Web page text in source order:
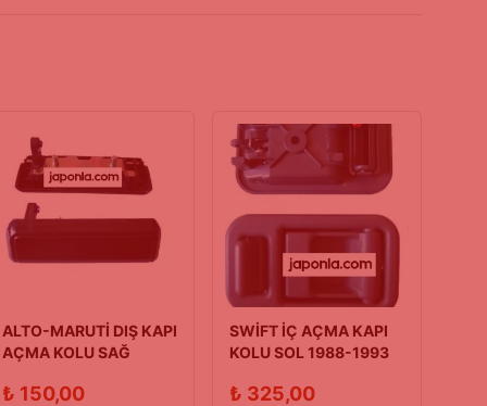
ALTO-MARUTİ DIŞ KAPI
AÇMA KOLU SAĞ
₺ 150,00
SWİFT İÇ AÇMA KAPI
KOLU SOL 1988-1993
₺ 325,00